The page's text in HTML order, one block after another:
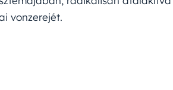
vonzerejét.